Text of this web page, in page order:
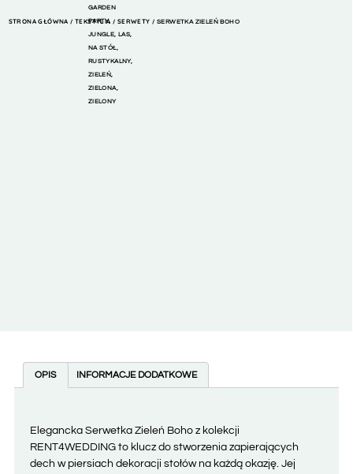
GARDEN
PARTY,
JUNGLE, LAS,
NA STÓŁ,
RUSTYKALNY,
ZIELEŃ,
ZIELONA,
ZIELONY
STRONA GŁÓWNA /TEKSTYLIA / SERWETY / SERWETKA ZIELEŃ BOHO
OPIS INFORMACJE DODATKOWE
Elegancka Serwetka Zieleń Boho z kolekcji
RENT4WEDDING to klucz do stworzenia zapierających
dech w piersiach dekoracji stołów na każdą okazję. Jej